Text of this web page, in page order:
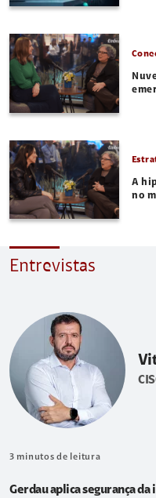
A
no
Entrevistas
3 minutos de leitura
Gerdau aplica segurança